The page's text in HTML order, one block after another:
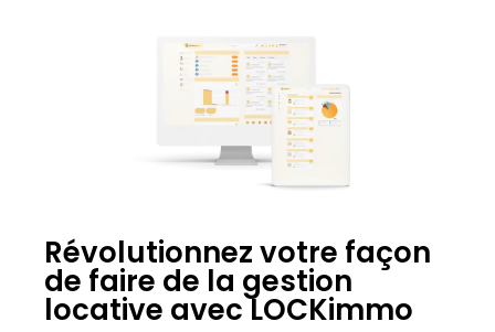
Révolutionnez votre façon
de faire de la gestion
locative avec LOCKimmo